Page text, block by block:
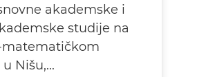
akademske i
studije na
matematičkom
Nišu,...